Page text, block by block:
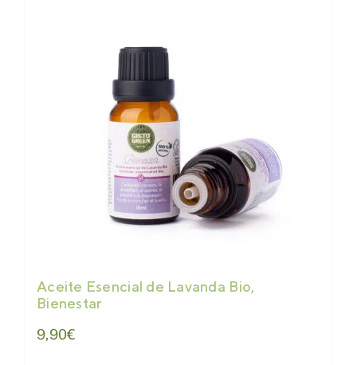
Aceite Esencial de Lavanda Bio,
Bienestar
9,90€